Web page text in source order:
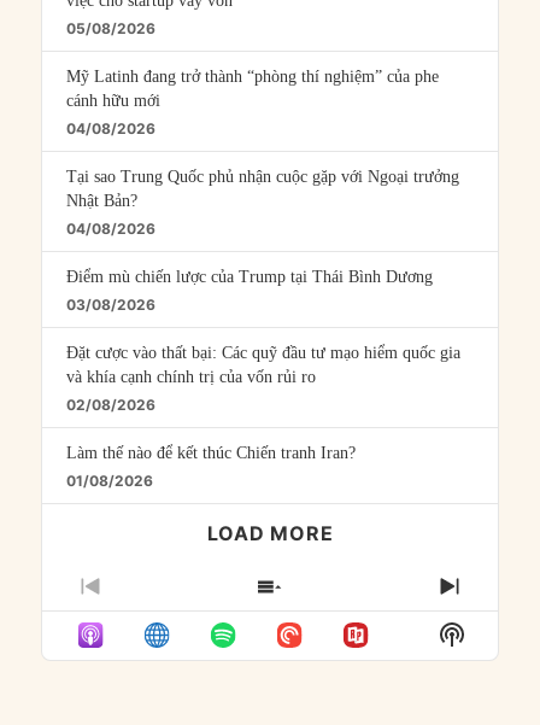
05/08/2026
Mỹ Latinh đang trở thành “phòng thí nghiệm” của phe
cánh hữu mới
04/08/2026
Tại sao Trung Quốc phủ nhận cuộc gặp với Ngoại trưởng
Nhật Bản?
04/08/2026
Điểm mù chiến lược của Trump tại Thái Bình Dương
03/08/2026
Đặt cược vào thất bại: Các quỹ đầu tư mạo hiểm quốc gia
và khía cạnh chính trị của vốn rủi ro
02/08/2026
Làm thế nào để kết thúc Chiến tranh Iran?
01/08/2026
LOAD MORE
PREVIOUS
EPISODE
SHOW
EPISODES
LIST
NEXT
Show
Podcast